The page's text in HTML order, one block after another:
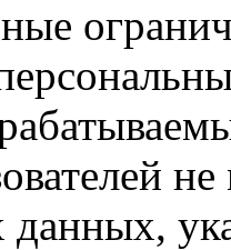
данных,